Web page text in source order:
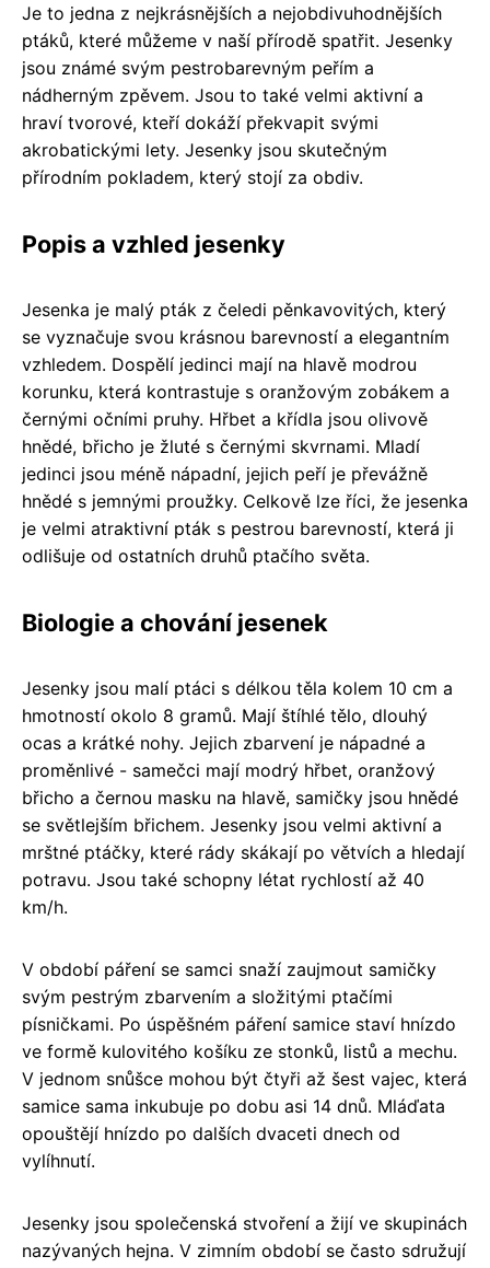
Je to jedna z nejkrásnějších a nejobdivuhodnějších
ptáků, které můžeme v naší přírodě spatřit. Jesenky
jsou známé svým pestrobarevným peřím a
nádherným zpěvem. Jsou to také velmi aktivní a
hraví tvorové, kteří dokáží překvapit svými
akrobatickými lety. Jesenky jsou skutečným
přírodním pokladem, který stojí za obdiv.
Popis a vzhled jesenky
Jesenka je malý pták z čeledi pěnkavovitých, který
se vyznačuje svou krásnou barevností a elegantním
vzhledem. Dospělí jedinci mají na hlavě modrou
korunku, která kontrastuje s oranžovým zobákem a
černými očními pruhy. Hřbet a křídla jsou olivově
hnědé, břicho je žluté s černými skvrnami. Mladí
jedinci jsou méně nápadní, jejich peří je převážně
hnědé s jemnými proužky. Celkově lze říci, že jesenka
je velmi atraktivní pták s pestrou barevností, která ji
odlišuje od ostatních druhů ptačího světa.
Biologie a chování jesenek
Jesenky jsou malí ptáci s délkou těla kolem 10 cm a
hmotností okolo 8 gramů. Mají štíhlé tělo, dlouhý
ocas a krátké nohy. Jejich zbarvení je nápadné a
proměnlivé - samečci mají modrý hřbet, oranžový
břicho a černou masku na hlavě, samičky jsou hnědé
se světlejším břichem. Jesenky jsou velmi aktivní a
mrštné ptáčky, které rády skákají po větvích a hledají
potravu. Jsou také schopny létat rychlostí až 40
km/h.
V období páření se samci snaží zaujmout samičky
svým pestrým zbarvením a složitými ptačími
písničkami. Po úspěšném páření samice staví hnízdo
ve formě kulovitého košíku ze stonků, listů a mechu.
V jednom snůšce mohou být čtyři až šest vajec, která
samice sama inkubuje po dobu asi 14 dnů. Mláďata
opouštějí hnízdo po dalších dvaceti dnech od
vylíhnutí.
Jesenky jsou společenská stvoření a žijí ve skupinách
nazývaných hejna. V zimním období se často sdružují